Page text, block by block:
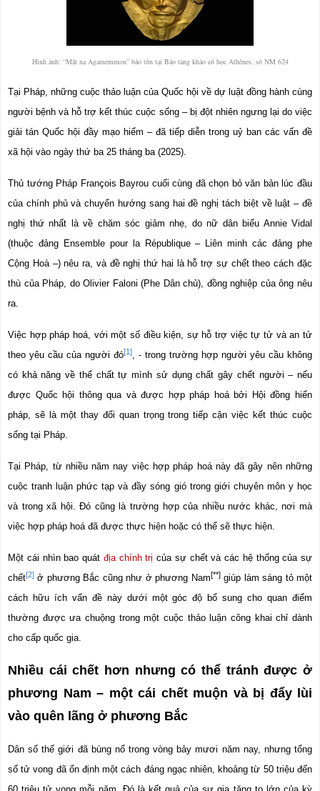
Hình ảnh: “Mặt nạ Agamemmon” bảo tồn tại Bảo tàng khảo cổ học Athènes, số NM 624
Tại Pháp, những cuộc thảo luận của Quốc hội về dự luật đồng hành cùng
người bệnh và hỗ trợ kết thúc cuộc sống – bị đột nhiên ngưng lại do việc
giải tán Quốc hội đầy mạo hiểm – đã tiếp diễn trong uỷ ban các vấn đề
xã hội vào ngày thứ ba 25 tháng ba (2025).
Thủ tướng Pháp François Bayrou cuối cùng đã chọn bỏ văn bản lúc đầu
của chính phủ và chuyển hướng sang hai đề nghị tách biệt về luật – đề
nghị thứ nhất là về chăm sóc giảm nhẹ, do nữ dân biểu Annie Vidal
(thuộc đảng Ensemble pour la République – Liên minh các đảng phe
Cộng Hoà –) nêu ra, và đề nghị thứ hai là hỗ trợ sự chết theo cách đặc
thù của Pháp, do Olivier Faloni (Phe Dân chủ), đồng nghiệp của ông nêu
ra.
Việc hợp pháp hoá, với một số điều kiện, sự hỗ trợ việc tự tử và an tử
theo yêu cầu của người đó[1]
, - trong trường hợp người yêu cầu không
có khả năng về thể chất tự mình sử dụng chất gây chết người – nếu
được Quốc hội thông qua và được hợp pháp hoá bởi Hội đồng hiến
pháp, sẽ là một thay đổi quan trọng trong tiếp cận việc kết thúc cuộc
sống tại Pháp.
Tại Pháp, từ nhiều năm nay việc hợp pháp hoá này đã gây nên những
cuộc tranh luận phức tạp và đầy sóng gió trong giới chuyên môn y học
và trong xã hội. Đó cũng là trường hợp của nhiều nước khác, nơi mà
việc hợp pháp hoá đã được thực hiện hoặc có thể sẽ thực hiện.
Một cái nhìn bao quát địa chính trị của sự chết và các hệ thống của sự
chết[2] ở phương Bắc cũng như ở phương Nam[**] giúp làm sáng tỏ một
cách hữu ích vấn đề này dưới một góc độ bổ sung cho quan điểm
thường được ưa chuộng trong một cuộc thảo luận công khai chỉ dành
cho cấp quốc gia.
Nhiều cái chết hơn nhưng có thể tránh được ở
phương Nam – một cái chết muộn và bị đẩy lùi
vào quên lãng ở phương Bắc
Dân số thế giới đã bùng nổ trong vòng bảy mươi năm nay, nhưng tổng
số tử vong đã ổn định một cách đáng ngạc nhiên, khoảng từ 50 triệu đến